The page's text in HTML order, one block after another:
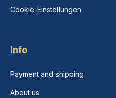
Cookie-Einstellungen
Info
Payment and shipping
About us